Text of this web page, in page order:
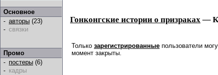
Основное
- авторы (23)
- связки
Промо
- постеры (6)
- кадры
Гонконгские истории о призраках—
Только зарегистрированные пользователи
момент закрыты.